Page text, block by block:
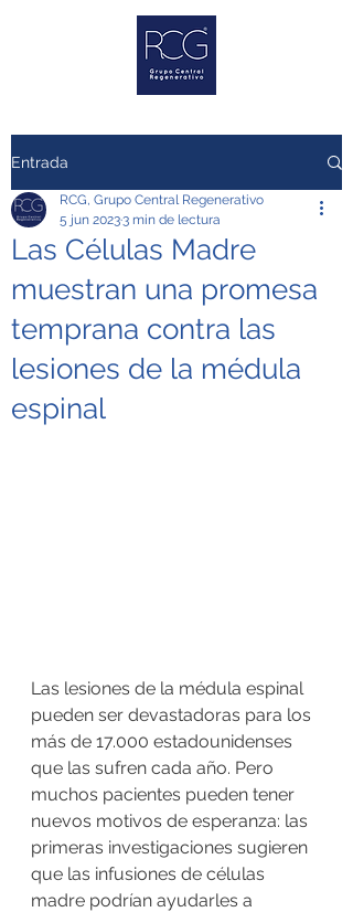
Entrada
Las Células Madre
muestran una promesa
temprana contra las
lesiones de la médula
espinal
RCG, Grupo Central Regenerativo
5 jun 20233 min de lectura
Las lesiones de la médula espinal
pueden ser devastadoras para los
más de 17.000 estadounidenses
que las sufren cada año. Pero
muchos pacientes pueden tener
nuevos motivos de esperanza: las
primeras investigaciones sugieren
que las infusiones de células
madre podrían ayudarles a